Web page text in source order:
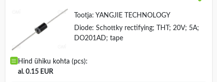
Tootja: YANGJIE TECHNOLOGY
Diode: Schottky rectifying; THT; 20V; 5A;
DO201AD; tape
Hind ühiku kohta (pcs):
al. 0.15 EUR